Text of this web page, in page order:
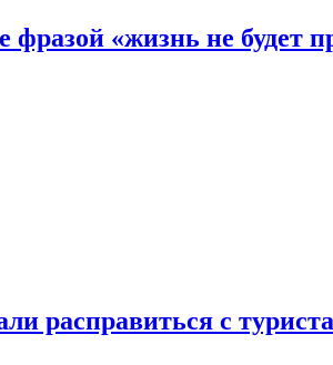
фразой «жизнь не будет
расправиться с